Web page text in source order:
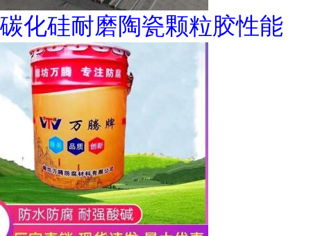
碳化硅耐磨陶瓷颗粒胶性能